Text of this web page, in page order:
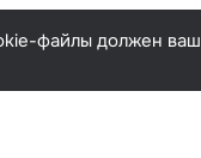
Русскийфайлы должен ваш